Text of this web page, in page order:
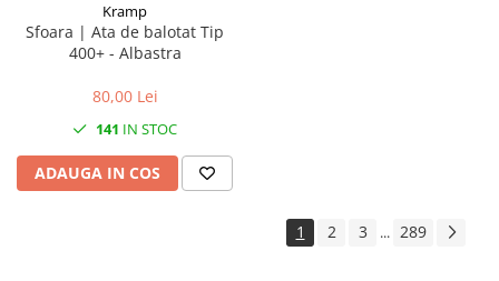
Kramp
Sfoara | Ata de balotat Tip
400+ - Albastra
80,00 Lei
141 IN STOC
ADAUGA IN COS
1 2 3 ... 289